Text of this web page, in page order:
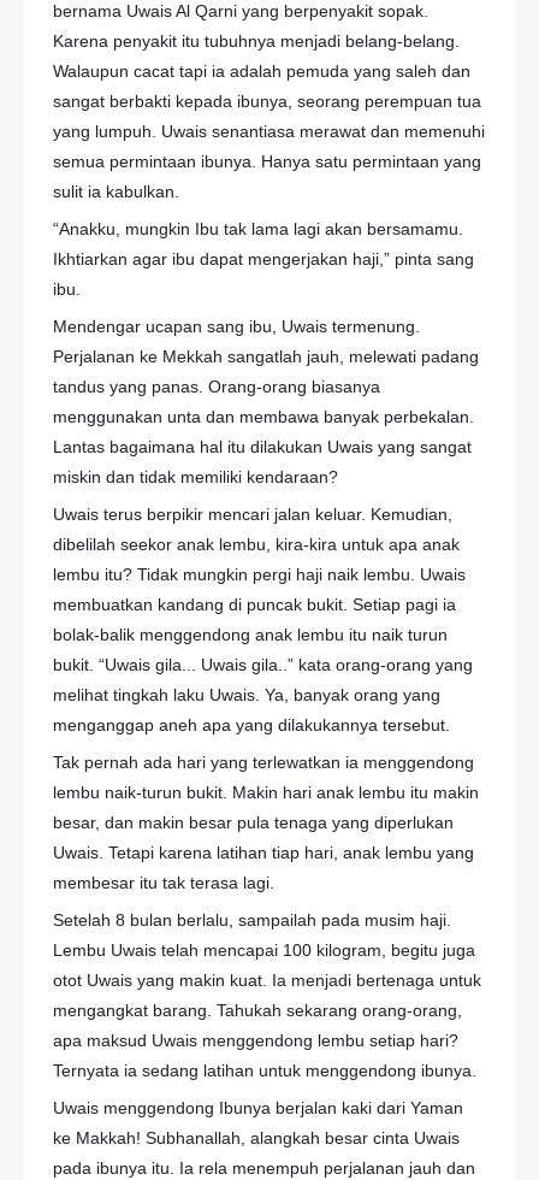
bernama Uwais Al Qarni yang berpenyakit sopak.
Karena penyakit itu tubuhnya menjadi belang-belang.
Walaupun cacat tapi ia adalah pemuda yang saleh dan
sangat berbakti kepada ibunya, seorang perempuan tua
yang lumpuh. Uwais senantiasa merawat dan memenuhi
semua permintaan ibunya. Hanya satu permintaan yang
sulit ia kabulkan.
“Anakku, mungkin Ibu tak lama lagi akan bersamamu.
Ikhtiarkan agar ibu dapat mengerjakan haji,” pinta sang
ibu.
Mendengar ucapan sang ibu, Uwais termenung.
Perjalanan ke Mekkah sangatlah jauh, melewati padang
tandus yang panas. Orang-orang biasanya
menggunakan unta dan membawa banyak perbekalan.
Lantas bagaimana hal itu dilakukan Uwais yang sangat
miskin dan tidak memiliki kendaraan?
Uwais terus berpikir mencari jalan keluar. Kemudian,
dibelilah seekor anak lembu, kira-kira untuk apa anak
lembu itu? Tidak mungkin pergi haji naik lembu. Uwais
membuatkan kandang di puncak bukit. Setiap pagi ia
bolak-balik menggendong anak lembu itu naik turun
bukit. “Uwais gila... Uwais gila..” kata orang-orang yang
melihat tingkah laku Uwais. Ya, banyak orang yang
menganggap aneh apa yang dilakukannya tersebut.
Tak pernah ada hari yang terlewatkan ia menggendong
lembu naik-turun bukit. Makin hari anak lembu itu makin
besar, dan makin besar pula tenaga yang diperlukan
Uwais. Tetapi karena latihan tiap hari, anak lembu yang
membesar itu tak terasa lagi.
Setelah 8 bulan berlalu, sampailah pada musim haji.
Lembu Uwais telah mencapai 100 kilogram, begitu juga
otot Uwais yang makin kuat. Ia menjadi bertenaga untuk
mengangkat barang. Tahukah sekarang orang-orang,
apa maksud Uwais menggendong lembu setiap hari?
Ternyata ia sedang latihan untuk menggendong ibunya.
Uwais menggendong Ibunya berjalan kaki dari Yaman
ke Makkah! Subhanallah, alangkah besar cinta Uwais
pada ibunya itu. Ia rela menempuh perjalanan jauh dan